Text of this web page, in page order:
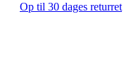
Op til 30 dages returret